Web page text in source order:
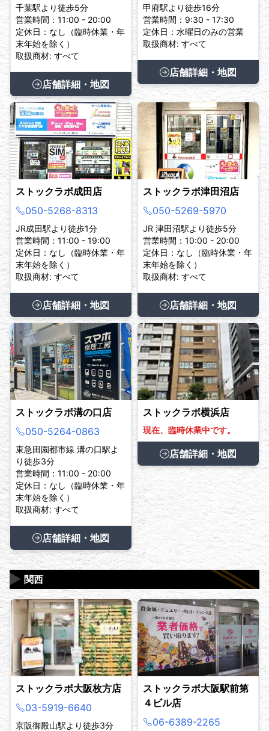
千葉駅より徒歩5分
営業時間：11:00 - 20:00
定休日：なし（臨時休業・年
末年始を除く）
取扱商材: すべて
店舗詳細・地図
甲府駅より徒歩16分
営業時間：9:30 - 17:30
定休日：水曜日のみの営業
取扱商材: すべて
店舗詳細・地図
ストックラボ成田店
050-5268-8313
JR成田駅より徒歩1分
営業時間：11:00 - 19:00
定休日：なし（臨時休業・年
末年始を除く）
取扱商材: すべて
店舗詳細・地図
ストックラボ津田沼店
050-5269-5970
JR 津田沼駅より徒歩5分
営業時間：10:00 - 20:00
定休日：なし（臨時休業・年
末年始を除く）
取扱商材: すべて
店舗詳細・地図
ストックラボ溝の口店
050-5264-0863
東急田園都市線 溝の口駅よ
り徒歩3分
営業時間：11:00 - 20:00
定休日：なし（臨時休業・年
末年始を除く）
取扱商材: すべて
店舗詳細・地図
ストックラボ横浜店
現在、臨時休業中です。
店舗詳細・地図
関西
▶
ストックラボ大阪枚方店
03-5919-6640
京阪御殿山駅より徒歩3分
ストックラボ大阪駅前第
４ビル店
06-6389-2265